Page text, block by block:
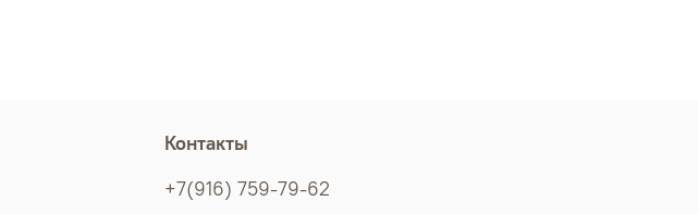
Контакты
+7(916) 759-79-62